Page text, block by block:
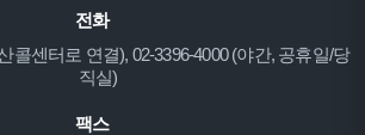
전화
콜센터로 연결), 02-3396-4000 (야간, 공휴일/당
직실)
팩스